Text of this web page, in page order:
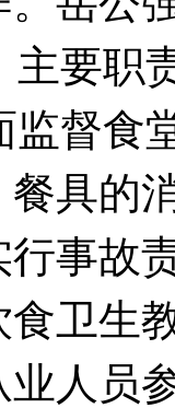
主要职
监督食
餐具的
行事故
食卫生
业人员